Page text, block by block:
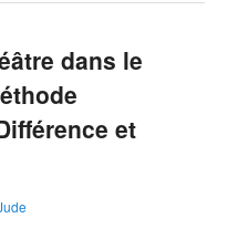
dans le
et